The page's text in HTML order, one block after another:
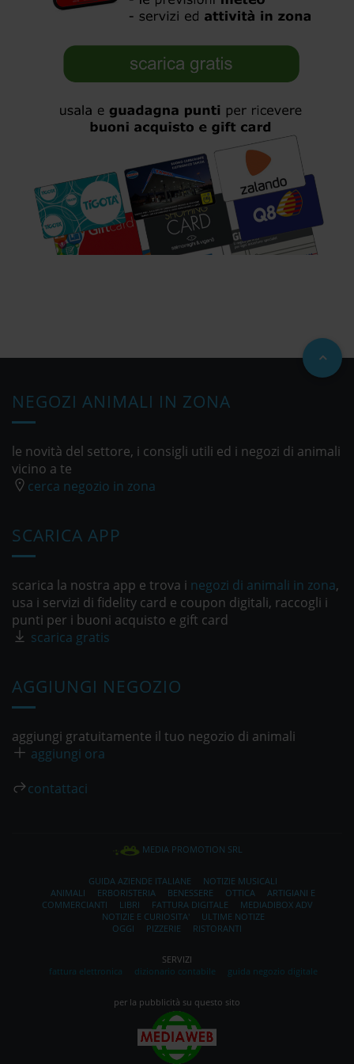
NEGOZI ANIMALI IN ZONA
le novità del settore, i consigli utili ed i negozi di animali
vicino a te
cerca negozio in zona
SCARICA APP
scarica la nostra app e trova i negozi di animali in zona,
usa i servizi di fidelity card e coupon digitali, raccogli i
punti per i buoni acquisto e gift card
scarica gratis
AGGIUNGI NEGOZIO
aggiungi gratuitamente il tuo negozio di animali
aggiungi ora
contattaci
MEDIA PROMOTION SRL
GUIDA AZIENDE ITALIANE
NOTIZIE MUSICALI
ANIMALI
ERBORISTERIA BENESSERE OTTICA
ARTIGIANI E
COMMERCIANTI
LIBRI FATTURA DIGITALE
MEDIADIBOX ADV
NOTIZIE E CURIOSITA'
ULTIME NOTIZE
OGGI
PIZZERIE RISTORANTI
SERVIZI
fattura elettronica
dizionario contabile guida negozio digitale
per la pubblicità su questo sito